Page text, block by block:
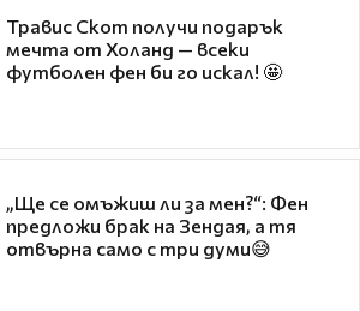
Травис Скот получи подарък
мечта от Холанд — всеки
футболен фен би го искал! 🤩
„Ще се омъжиш ли за мен?“: Фен
предложи брак на Зендая, а тя
отвърна само с три думи😅